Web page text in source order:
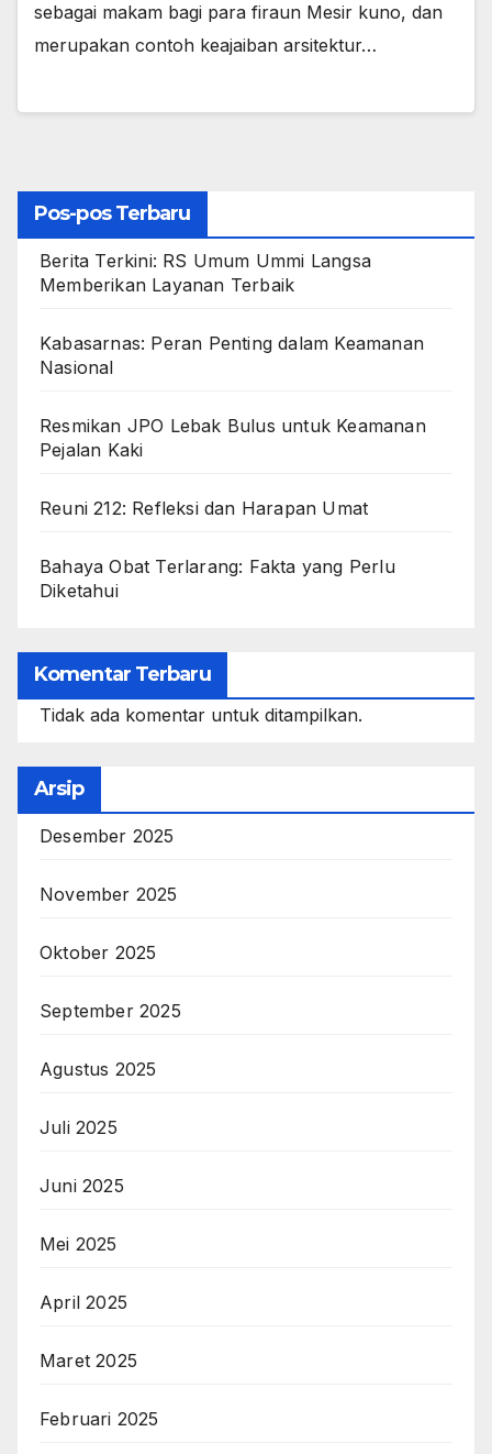
sebagai makam bagi para firaun Mesir kuno, dan
merupakan contoh keajaiban arsitektur…
Pos-pos Terbaru
Berita Terkini: RS Umum Ummi Langsa
Memberikan Layanan Terbaik
Kabasarnas: Peran Penting dalam Keamanan
Nasional
Resmikan JPO Lebak Bulus untuk Keamanan
Pejalan Kaki
Reuni 212: Refleksi dan Harapan Umat
Bahaya Obat Terlarang: Fakta yang Perlu
Diketahui
Komentar Terbaru
Tidak ada komentar untuk ditampilkan.
Arsip
Desember 2025
November 2025
Oktober 2025
September 2025
Agustus 2025
Juli 2025
Juni 2025
Mei 2025
April 2025
Maret 2025
Februari 2025